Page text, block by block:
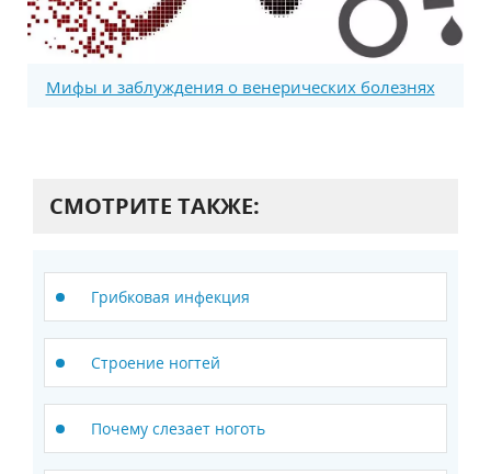
Мифы и заблуждения о венерических болезнях
СМОТРИТЕ ТАКЖЕ:
Грибковая инфекция
Строение ногтей
Почему слезает ноготь